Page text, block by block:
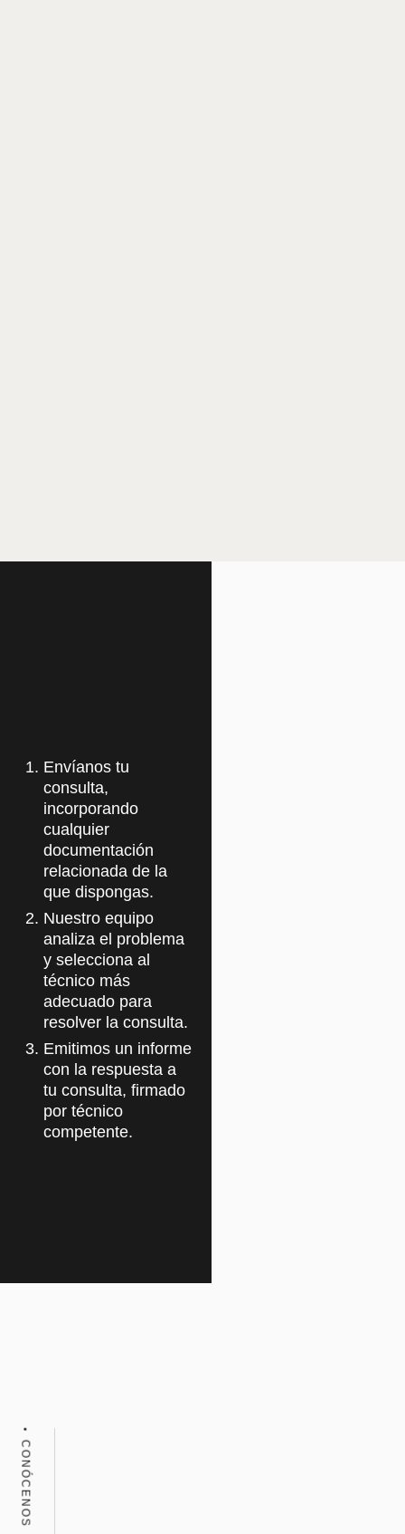
Envíanos tu
consulta,
incorporando
cualquier
documentación
relacionada de la
que dispongas.
Nuestro equipo
analiza el problema
y selecciona al
técnico más
adecuado para
resolver la consulta.
Emitimos un informe
con la respuesta a
tu consulta, firmado
por técnico
competente.
CONÓCENOS